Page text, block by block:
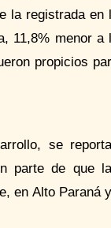
la registrada en
11,8% menor a
propicios
se
parte de que
en Alto Paraná